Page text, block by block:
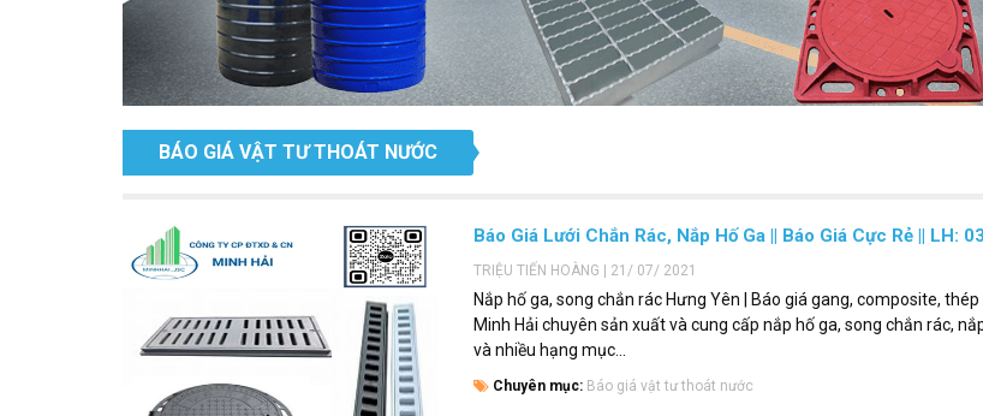
BÁO GIÁ VẬT TƯ THOÁT NƯỚC
Báo Giá Lưới Chắn Rác, Nắp Hố Ga || Báo Giá Cực Rẻ || LH:
TRIỆU TIẾN HOÀNG | 21/ 07/ 2021
Nắp hố ga, song chắn rác Hưng Yên | Báo giá gang, composite,
Minh Hải chuyên sản xuất và cung cấp nắp hố ga, song chắn rác,
và nhiều hạng mục...
Chuyên mục: Báo giá vật tư thoát nước